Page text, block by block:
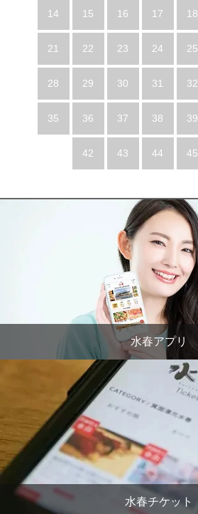
14 15 16 17 18
21 22 23 24 25
28 29 30 31 32
35 36 37 38 39
42 43 44 45
水春アプリ
水春チケット